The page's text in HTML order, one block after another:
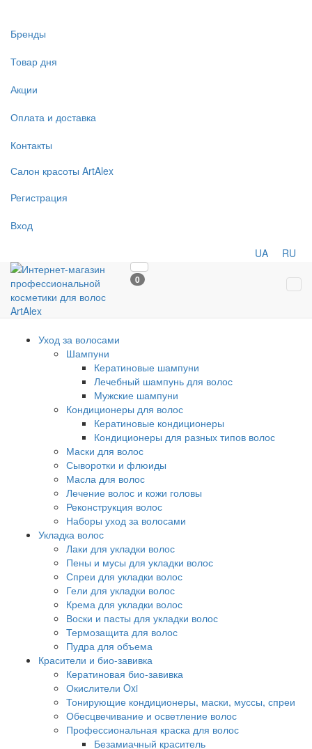
Бренды
Товар дня
Акции
Оплата и доставка
Контакты
Салон красоты ArtAlex
Регистрация
Вход
UA RU
0
Уход за волосами
Шампуни
Кератиновые шампуни
Лечебный шампунь для волос
Мужские шампуни
Кондиционеры для волос
Кератиновые кондиционеры
Кондиционеры для разных типов волос
Маски для волос
Сыворотки и флюиды
Масла для волос
Лечение волос и кожи головы
Реконструкция волос
Наборы уход за волосами
Укладка волос
Лаки для укладки волос
Пены и мусы для укладки волос
Спреи для укладки волос
Гели для укладки волос
Крема для укладки волос
Воски и пасты для укладки волос
Термозащита для волос
Пудра для объема
Красители и био-завивка
Кератиновая био-завивка
Окислители Oxi
Тонирующие кондиционеры, маски, муссы, спреи
Обесцвечивание и осветление волос
Профессиональная краска для волос
Безамиачный краситель